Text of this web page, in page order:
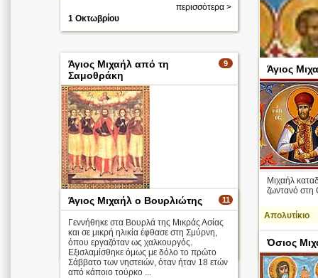
περισσότερα >
1 Οκτωβρίου
9
Άγιος Μιχαήλ από τη
Σαμοθράκη
Απολυτίκιο
περισσότερα >
19 Απριλίου (2026 - Κινητή Εορτή)
Άγιος
Μιχαήλ
ζωντανό στη
Απολυτίκιο
12 Απριλίου
11
Άγιος Μιχαήλ ο Βουρλιώτης
Γεννήθηκε στα Βουρλά της Μικράς Ασίας
και σε μικρή ηλικία έφθασε στη Σμύρνη,
όπου εργαζόταν ως χαλκουργός.
Εξισλαμίσθηκε όμως με δόλο το πρώτο
Σάββατο των νηστειών, όταν ήταν 18 ετών
από κάποιο τούρκο ...
Όσιος